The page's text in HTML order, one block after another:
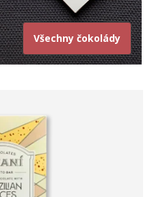
Všechny čokolády